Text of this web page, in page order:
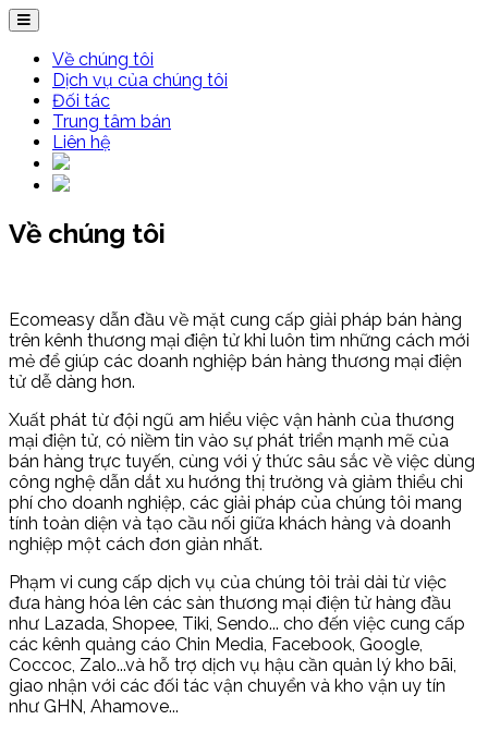
Về chúng tôi
Dịch vụ của chúng tôi
Đối tác
Trung tâm bán
Liên hệ
Về chúng tôi
Ecomeasy dẫn đầu về mặt cung cấp giải pháp bán hàng
trên kênh thương mại điện tử khi luôn tìm những cách mới
mẻ để giúp các doanh nghiệp bán hàng thương mại điện
tử dễ dàng hơn.
Xuất phát từ đội ngũ am hiểu việc vận hành của thương
mại điện tử, có niềm tin vào sự phát triển mạnh mẽ của
bán hàng trực tuyến, cùng với ý thức sâu sắc về việc dùng
công nghệ dẫn dắt xu hướng thị trường và giảm thiểu chi
phí cho doanh nghiệp, các giải pháp của chúng tôi mang
tính toàn diện và tạo cầu nối giữa khách hàng và doanh
nghiệp một cách đơn giản nhất.
Phạm vi cung cấp dịch vụ của chúng tôi trải dài từ việc
đưa hàng hóa lên các sàn thương mại điện tử hàng đầu
như Lazada, Shopee, Tiki, Sendo... cho đến việc cung cấp
các kênh quảng cáo Chin Media, Facebook, Google,
Coccoc, Zalo...và hỗ trợ dịch vụ hậu cần quản lý kho bãi,
giao nhận với các đối tác vận chuyển và kho vận uy tín
như GHN, Ahamove...